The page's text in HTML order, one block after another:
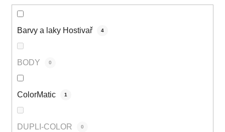
Barvy a laky Hostivař 4
BODY 0
ColorMatic 1
DUPLI-COLOR 0